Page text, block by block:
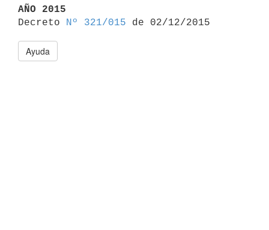
AÑO 2015
Decreto
Nº 321/015
Ayuda